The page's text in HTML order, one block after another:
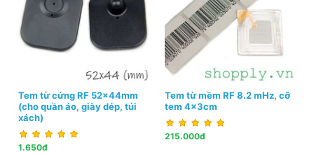
Tem từ cứng RF 52x44mm
(cho quần áo, giày dép, túi
xách)
1.650đ
Tem từ mềm RF 8.2 mHz, cỡ
tem 4x3cm
215.000đ